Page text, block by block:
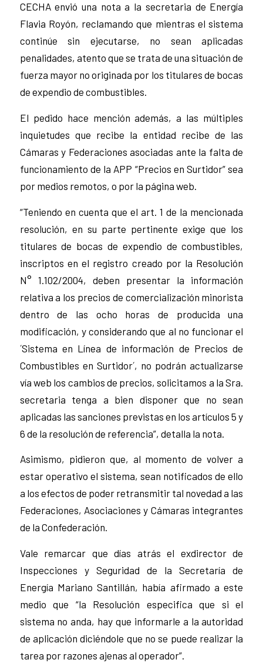
CECHA envió una nota a la secretaria de Energía
Flavia Royón, reclamando que mientras el sistema
continúe sin ejecutarse, no sean aplicadas
penalidades, atento que se trata de una situación de
fuerza mayor no originada por los titulares de bocas
de expendio de combustibles.
El pedido hace mención además, a las múltiples
inquietudes que recibe la entidad recibe de las
Cámaras y Federaciones asociadas ante la falta de
funcionamiento de la APP “Precios en Surtidor” sea
por medios remotos, o por la página web.
“Teniendo en cuenta que el art. 1 de la mencionada
resolución, en su parte pertinente exige que los
titulares de bocas de expendio de combustibles,
inscriptos en el registro creado por la Resolución
N° 1.102/2004, deben presentar la información
relativa a los precios de comercialización minorista
dentro de las ocho horas de producida una
modificación, y considerando que al no funcionar el
´Sistema en Línea de información de Precios de
Combustibles en Surtidor´, no podrán actualizarse
vía web los cambios de precios, solicitamos a la Sra.
secretaria tenga a bien disponer que no sean
aplicadas las sanciones previstas en los artículos 5 y
6 de la resolución de referencia”, detalla la nota.
Asimismo, pidieron que, al momento de volver a
estar operativo el sistema, sean notificados de ello
a los efectos de poder retransmitir tal novedad a las
Federaciones, Asociaciones y Cámaras integrantes
de la Confederación.
Vale remarcar que días atrás el exdirector de
Inspecciones y Seguridad de la Secretaría de
Energía Mariano Santillán, había afirmado a este
medio que “la Resolución especifica que si el
sistema no anda, hay que informarle a la autoridad
de aplicación diciéndole que no se puede realizar la
tarea por razones ajenas al operador”.